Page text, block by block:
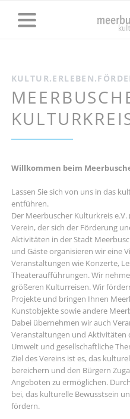
Willkommen beim
Lassen Sie sich von uns in das
entführen.
Der Meerbuscher Kulturkreis
Verein, der sich der Förderung
Aktivitäten in der Stadt
und Gäste organisieren wir eine
Veranstaltungen wie Konzerte,
Theateraufführungen. Wir
größeren Kulturreisen. Wir
Projekte und bringen Ihnen
Kunstobjekte sowie andere
Dabei übernehmen wir auch
Veranstaltungen und Aktivitäten
Umwelt und gesellschaftliche
Ziel des Vereins ist es, das
bereichern und den Bürgern
Angeboten zu ermöglichen.
bei, das kulturelle Bewusstsein
fördern.